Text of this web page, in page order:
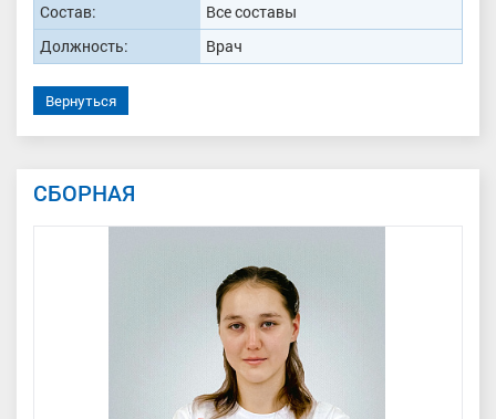
Состав:
Все составы
Должность:
Врач
Вернуться
СБОРНАЯ